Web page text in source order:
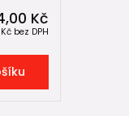
Kč
bez DPH